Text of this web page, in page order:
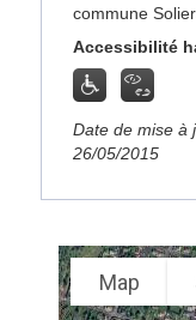
commune
Accessibilité
Date de mise à
26/05/2015
Map